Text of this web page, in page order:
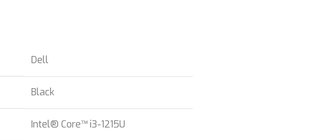
Dell
Black
Intel® Core™ i3-1215U